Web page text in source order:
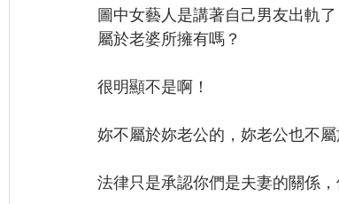
圖中女藝人是講著自己男友出軌
屬於老婆所擁有嗎？
很明顯不是啊！
妳不屬於妳老公的，妳老公也不屬
法律只是承認你們是夫妻的關係